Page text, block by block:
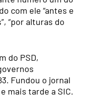
com ele “antes e
“por alturas do
do PSD,
Fundou o jornal
mais tarde a SIC.